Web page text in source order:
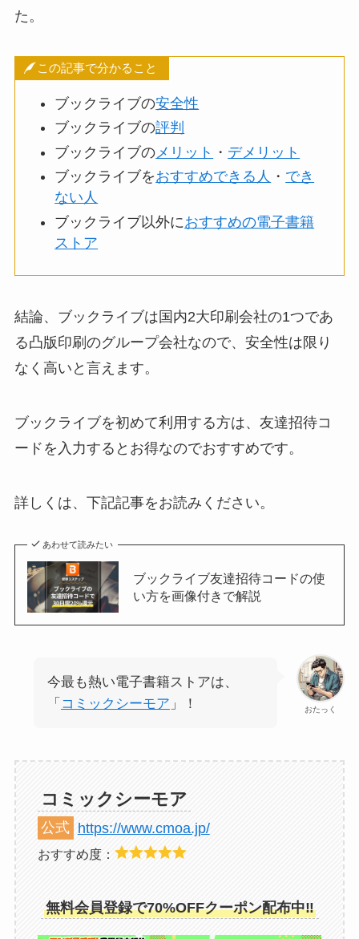
た。
この記事で分かること
ブックライブの安全性
ブックライブの評判
ブックライブの メリット ・ デメリット
ブックライブをおすすめできる人 ・ でき
ない人
ブックライブ以外におすすめの電子書籍
ストア
結論、ブックライブは国内2大印刷会社の1つであ
る凸版印刷のグループ会社なので、安全性は限り
なく高いと言えます。
ブックライブを初めて利用する方は、友達招待コ
ードを入力するとお得なのでおすすめです。
詳しくは、下記記事をお読みください。
あわせて読みたい
ブックライブ友達招待コードの使
い方を画像付きで解説
おたっく
今最も熱い電子書籍ストアは、
「 コミックシーモア 」！
コミックシーモア
公式 https://www.cmoa.jp/
おすすめ度：
無料会員登録で70%OFFクーポン配布中‼